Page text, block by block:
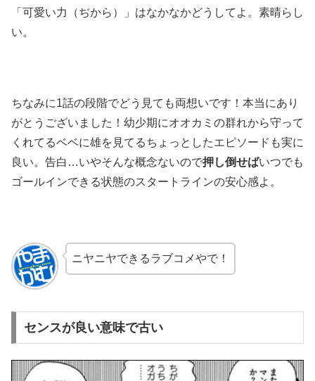
「可愛い力（ぢから）」はなかなかどうしてよ。素晴らし
い。
ちなみに1話の段階でどう見ても両想いです！本当にあり
がとうございました！幼少期にオオカミの群れから守って
くれてるベベに雄を見てるちょっとしたエピソードも実に
良い。告白…いやそんな概念ないので押し倒せばいつでも
ゴールインできる状態のスタートラインの安心感よ。
ニヤニヤできるラブコメやで！
センスが良い意味で古い